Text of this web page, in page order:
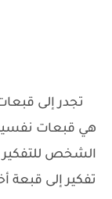
تجدر إلى
هي قبعات
الشخص
تفكير إلى قبعة